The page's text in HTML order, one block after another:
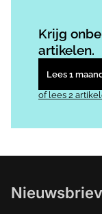
Krijg
artikelen.
Lees 1
of lees 2